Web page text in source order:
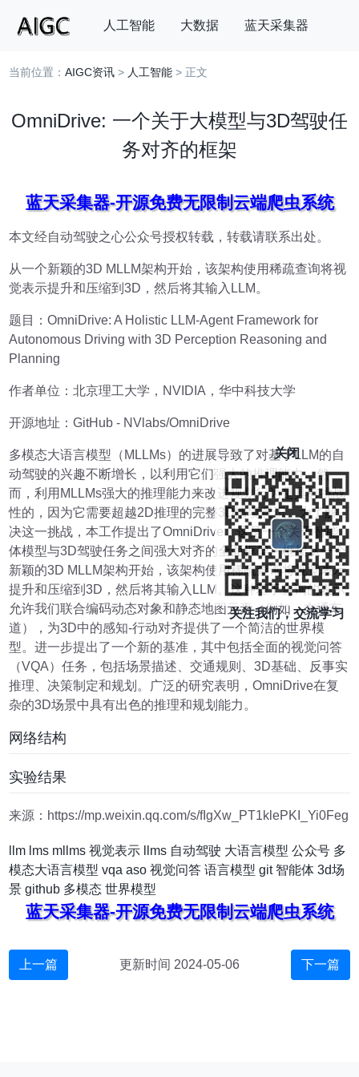
人工智能 大数据 蓝天采集器
搜索
当前位置：AIGC资讯 > 人工智能 > 正文
OmniDrive: 一个关于大模型与3D驾驶任
务对齐的框架
蓝天采集器-开源免费无限制云端爬虫系统
本文经自动驾驶之心公众号授权转载，转载请联系出处。
从一个新颖的3D MLLM架构开始，该架构使用稀疏查询将视
觉表示提升和压缩到3D，然后将其输入LLM。
题目：OmniDrive: A Holistic LLM-Agent Framework for
Autonomous Driving with 3D Perception Reasoning and
Planning
作者单位：北京理工大学，NVIDIA，华中科技大学
开源地址：GitHub - NVlabs/OmniDrive
多模态大语言模型（MLLMs）的进展导致了对基于LLM的自
动驾驶的兴趣不断增长，以利用它们强大的推理能力。然
而，利用MLLMs强大的推理能力来改进规划行为是具有挑战
性的，因为它需要超越2D推理的完整3D情境意识。为了解
决这一挑战，本工作提出了OmniDrive，这是一个关于智能
体模型与3D驾驶任务之间强大对齐的全面框架。框架从一个
新颖的3D MLLM架构开始，该架构使用稀疏查询将视觉表示
提升和压缩到3D，然后将其输入LLM。这种基于查询的表示
允许我们联合编码动态对象和静态地图元素（例如，交通车
道），为3D中的感知-行动对齐提供了一个简洁的世界模
型。进一步提出了一个新的基准，其中包括全面的视觉问答
（VQA）任务，包括场景描述、交通规则、3D基础、反事实
推理、决策制定和规划。广泛的研究表明，OmniDrive在复
杂的3D场景中具有出色的推理和规划能力。
网络结构
实验结果
来源：https://mp.weixin.qq.com/s/fIgXw_PT1klePKI_Yi0Feg
llm lms mllms 视觉表示 llms 自动驾驶 大语言模型 公众号 多
模态大语言模型 vqa aso 视觉问答 语言模型 git 智能体 3d场
景 github 多模态 世界模型
蓝天采集器-开源免费无限制云端爬虫系统
上一篇 更新时间 2024-05-06 下一篇
关闭
关注我们，交流学习